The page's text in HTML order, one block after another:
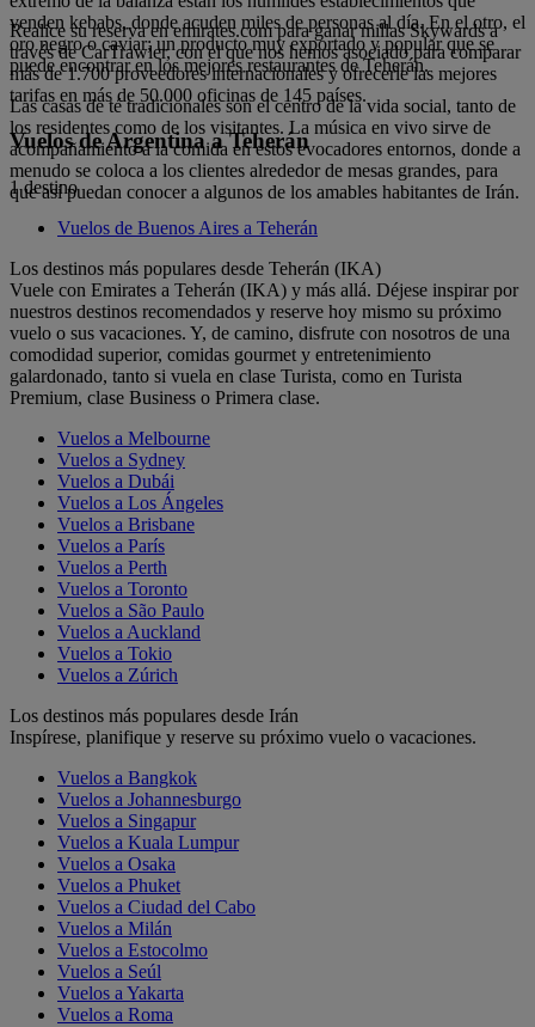
venden kebabs, donde acuden miles de personas al día. En el otro, el
oro negro o caviar; un producto muy exportado y popular que se
puede encontrar en los mejores restaurantes de Teherán.
Las casas de té tradicionales son el centro de la vida social, tanto de
los residentes como de los visitantes. La música en vivo sirve de
acompañamiento a la comida en estos evocadores entornos, donde a
menudo se coloca a los clientes alrededor de mesas grandes, para
que así puedan conocer a algunos de los amables habitantes de Irán.
Realice su reserva en emirates.com para ganar millas Skywards a
través de CarTrawler, con el que nos hemos asociado para comparar
más de 1.700 proveedores internacionales y ofrecerle las mejores
tarifas en más de 50.000 oficinas de 145 países.
Vuelos de Argentina a Teherán
1 destino
Vuelos de Buenos Aires a Teherán
Los destinos más populares desde Teherán (IKA)
Vuele con Emirates a Teherán (IKA) y más allá. Déjese inspirar por
nuestros destinos recomendados y reserve hoy mismo su próximo
vuelo o sus vacaciones. Y, de camino, disfrute con nosotros de una
comodidad superior, comidas gourmet y entretenimiento
galardonado, tanto si vuela en clase Turista, como en Turista
Premium, clase Business o Primera clase.
Vuelos a Melbourne
Vuelos a Sydney
Vuelos a Dubái
Vuelos a Los Ángeles
Vuelos a Brisbane
Vuelos a París
Vuelos a Perth
Vuelos a Toronto
Vuelos a São Paulo
Vuelos a Auckland
Vuelos a Tokio
Vuelos a Zúrich
Los destinos más populares desde Irán
Inspírese, planifique y reserve su próximo vuelo o vacaciones.
Vuelos a Bangkok
Vuelos a Johannesburgo
Vuelos a Singapur
Vuelos a Kuala Lumpur
Vuelos a Osaka
Vuelos a Phuket
Vuelos a Ciudad del Cabo
Vuelos a Milán
Vuelos a Estocolmo
Vuelos a Seúl
Vuelos a Yakarta
Vuelos a Roma